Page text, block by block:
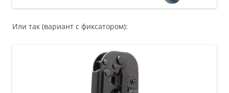
Или так (вариант с фиксатором):